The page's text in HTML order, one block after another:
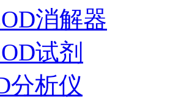
消解器
试剂
分析仪